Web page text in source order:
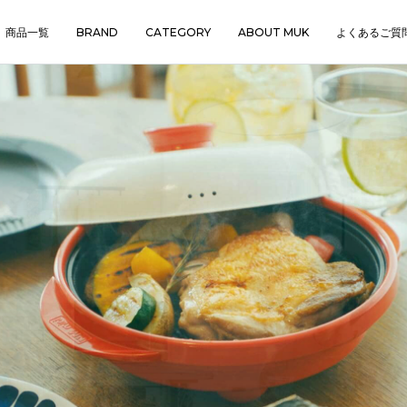
商品一覧 BRAND CATEGORY ABOUT MUK よくあるご質